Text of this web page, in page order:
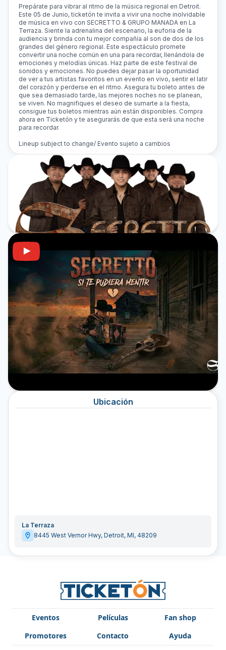
Prepárate para vibrar al ritmo de la música regional en Detroit.
Este 05 de Junio, ticketón te invita a vivir una noche inolvidable
de música en vivo con SECRETTO & GRUPO MANADA en La
Terraza. Siente la adrenalina del escenario, la euforia de la
audiencia y brinda con tu mejor compañía al son de dos de los
grandes del género regional. Este espectáculo promete
convertir una noche común en una para recordar, llenándola de
emociones y melodías únicas. Haz parte de este festival de
sonidos y emociones. No puedes dejar pasar la oportunidad
de ver a tus artistas favoritos en un evento en vivo, sentir el latir
del corazón y perderse en el ritmo. Asegura tu boleto antes de
que sea demasiado tarde, las mejores noches no se planean,
se viven. No magnifiques el deseo de sumarte a la fiesta,
consigue tus boletos mientras aún están disponibles. Compra
ahora en Ticketón y te asegurarás de que esta será una noche
para recordar.
Lineup subject to change/ Evento sujeto a cambios
Ubicación
La Terraza
8445 West Vernor Hwy, Detroit, MI, 48209
Eventos Películas
Fan shop
Promotores
Contacto
Ayuda